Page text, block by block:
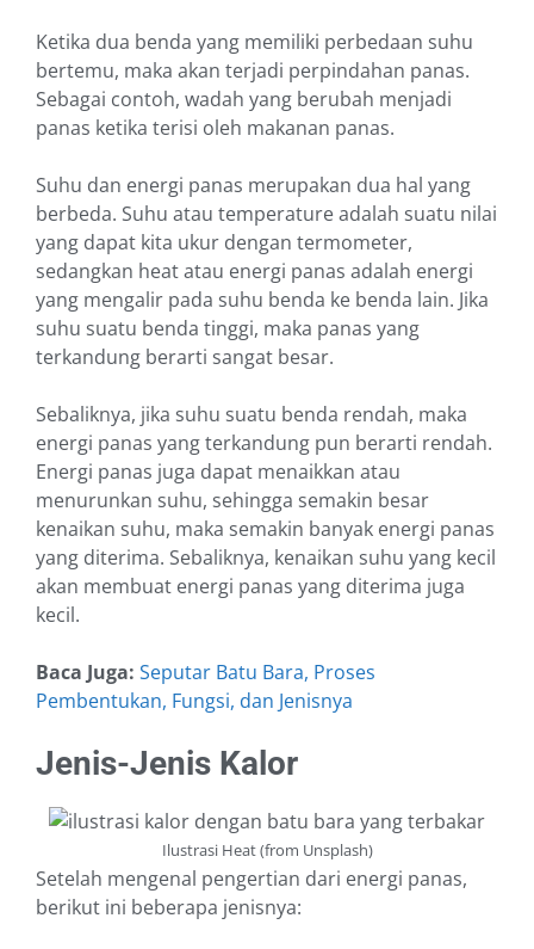
Ketika dua benda yang memiliki perbedaan suhu
bertemu, maka akan terjadi perpindahan panas.
Sebagai contoh, wadah yang berubah menjadi
panas ketika terisi oleh makanan panas.
Suhu dan energi panas merupakan dua hal yang
berbeda. Suhu atau temperature adalah suatu nilai
yang dapat kita ukur dengan termometer,
sedangkan heat atau energi panas adalah energi
yang mengalir pada suhu benda ke benda lain. Jika
suhu suatu benda tinggi, maka panas yang
terkandung berarti sangat besar.
Sebaliknya, jika suhu suatu benda rendah, maka
energi panas yang terkandung pun berarti rendah.
Energi panas juga dapat menaikkan atau
menurunkan suhu, sehingga semakin besar
kenaikan suhu, maka semakin banyak energi panas
yang diterima. Sebaliknya, kenaikan suhu yang kecil
akan membuat energi panas yang diterima juga
kecil.
Baca Juga: Seputar Batu Bara, Proses
Pembentukan, Fungsi, dan Jenisnya
Jenis-Jenis Kalor
Ilustrasi Heat (from Unsplash)
Setelah mengenal pengertian dari energi panas,
berikut ini beberapa jenisnya: